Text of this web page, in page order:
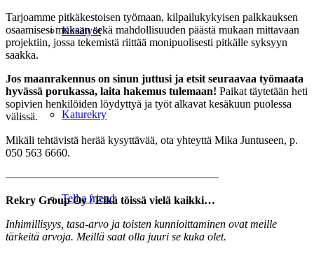
Kesätyöt
Katurekry
Tell a friend
Tarjoamme pitkäkestoisen työmaan, kilpailukykyisen palkkauksen
osaamisesi mukaan sekä mahdollisuuden päästä mukaan mittavaan
projektiin, jossa tekemistä riittää monipuolisesti pitkälle syksyyn
saakka.
Jos maanrakennus on sinun juttusi ja etsit seuraavaa työmaata
hyvässä porukassa, laita hakemus tulemaan! Paikat täytetään heti
sopivien henkilöiden löydyttyä ja työt alkavat kesäkuun puolessa
välissä.
Mikäli tehtävistä herää kysyttävää, ota yhteyttä Mika Juntuseen, p.
050 563 6660.
———————————————————
Rekry Group Oy / Eikä töissä vielä kaikki…
Inhimillisyys, tasa-arvo ja toisten kunnioittaminen ovat meille
tärkeitä arvoja. Meillä saat olla juuri se kuka olet.